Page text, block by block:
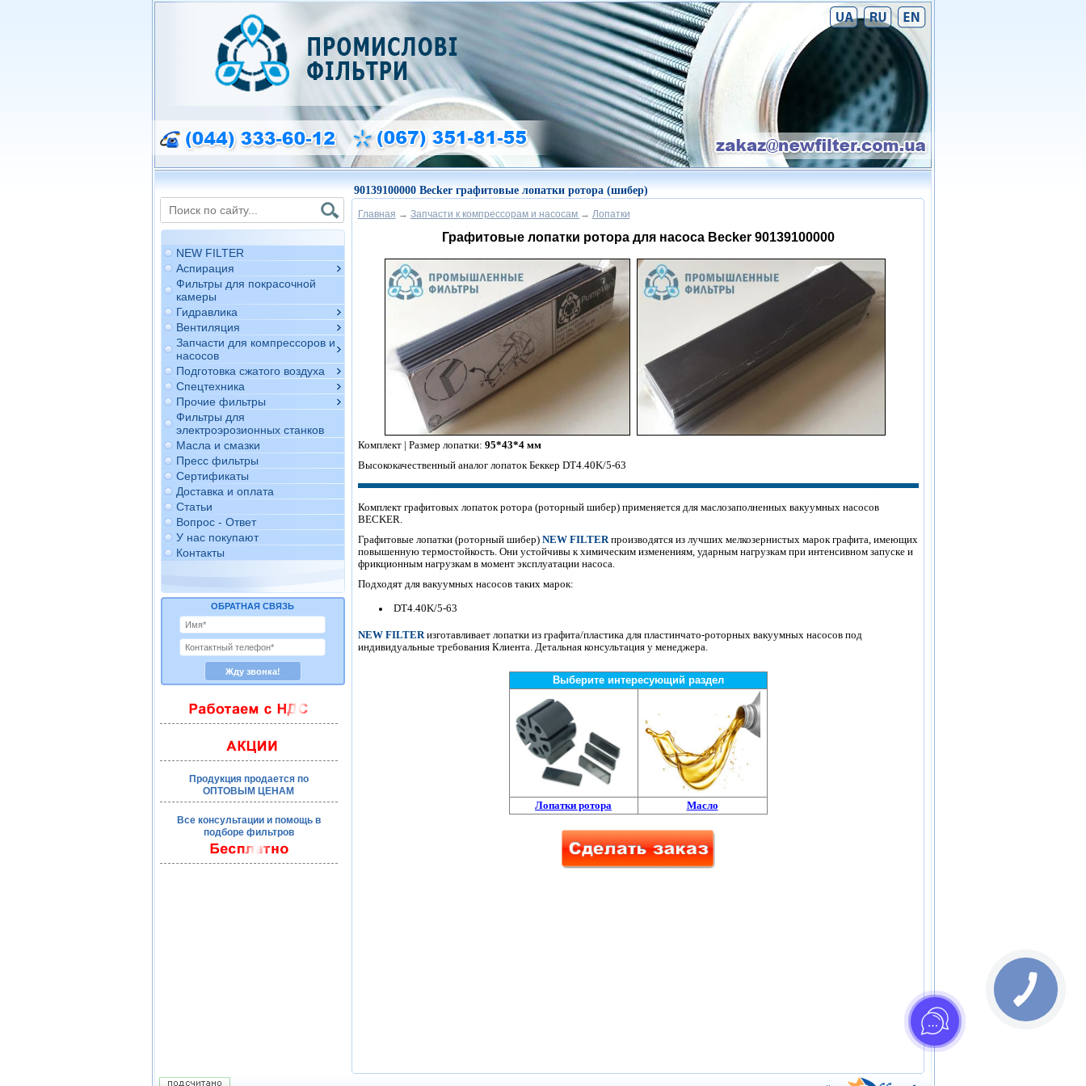
NEW FILTER
Аспирация
Фильтры для покрасочной
камеры
Гидравлика
Вентиляция
Запчасти для компрессоров и
насосов
Подготовка сжатого воздуха
Спецтехника
Прочие фильтры
Фильтры для
электроэрозионных станков
Масла и смазки
Пресс фильтры
Сертификаты
Доставка и оплата
Статьи
Вопрос - Ответ
У нас покупают
Контакты
ОБРАТНАЯ СВЯЗЬ
Продукция продается по
ОПТОВЫМ ЦЕНАМ
Все консультации и помощь в
подборе фильтров
90139100000 Becker графитовые лопатки ротора (шибер)
Главная → Запчасти к компрессорам и насосам → Лопатки
Графитовые лопатки ротора для насоса Becker 90139100000
Комплект | Размер лопатки: 95*43*4 мм
Высококачественный аналог лопаток Беккер DT4.40K/5-63
Комплект графитовых лопаток ротора (роторный шибер) применяется для маслозаполненных вакуумных насосов
BECKER.
Графитовые лопатки (роторный шибер) NEW FILTERпроизводятся из лучших мелкозернистых марок графита, имеющих
повышенную термостойкость. Они устойчивы к химическим изменениям, ударным нагрузкам при интенсивном запуске и
фрикционным нагрузкам в момент эксплуатации насоса.
Подходят для вакуумных насосов таких марок:
DT4.40K/5-63
NEW FILTERизготавливает лопатки из графита/пластика для пластинчато-роторных вакуумных насосов под
индивидуальные требования Клиента. Детальная консультация у менеджера.
Выберите интересующий раздел
Лопатки ротора Масло